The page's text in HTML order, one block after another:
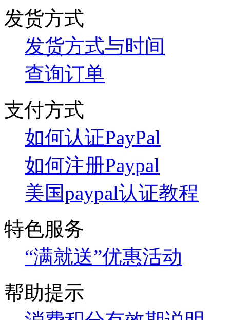
发货方式
发货方式与时间
查询订单
支付方式
如何认证PayPal
如何注册Paypal
美国paypal认证教程
特色服务
“满就送”优惠活动
帮助提示